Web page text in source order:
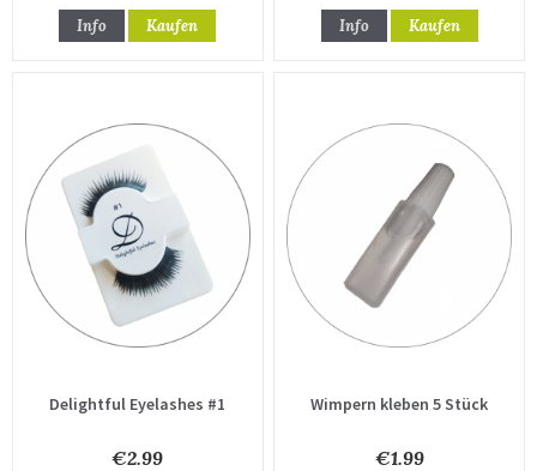
Info Kaufen Info Kaufen
Delightful Eyelashes #1
€2.99
Wimpern kleben 5 Stück
€1.99